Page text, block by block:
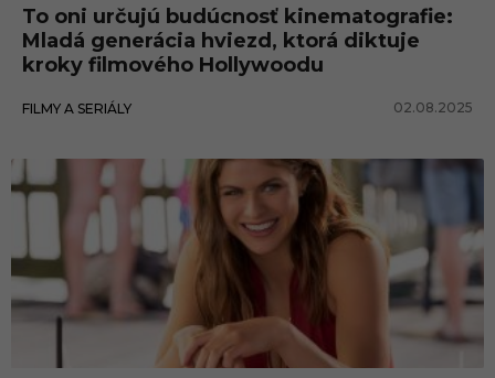
To oni určujú budúcnosť kinematografie:
Mladá generácia hviezd, ktorá diktuje
kroky filmového Hollywoodu
FILMY A SERIÁLY 02.08.2025